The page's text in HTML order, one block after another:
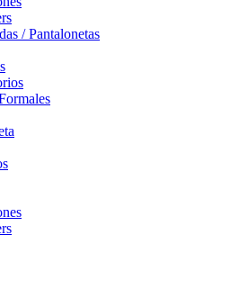
/ Pantalonetas